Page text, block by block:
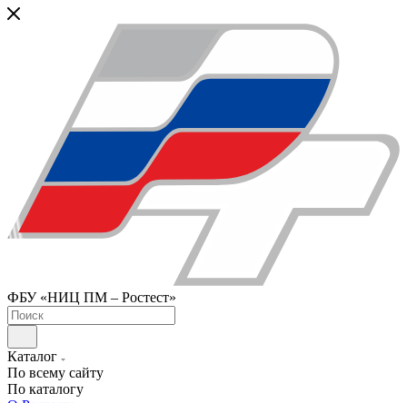
ФБУ «НИЦ ПМ – Ростест»
Каталог
По всему сайту
По каталогу